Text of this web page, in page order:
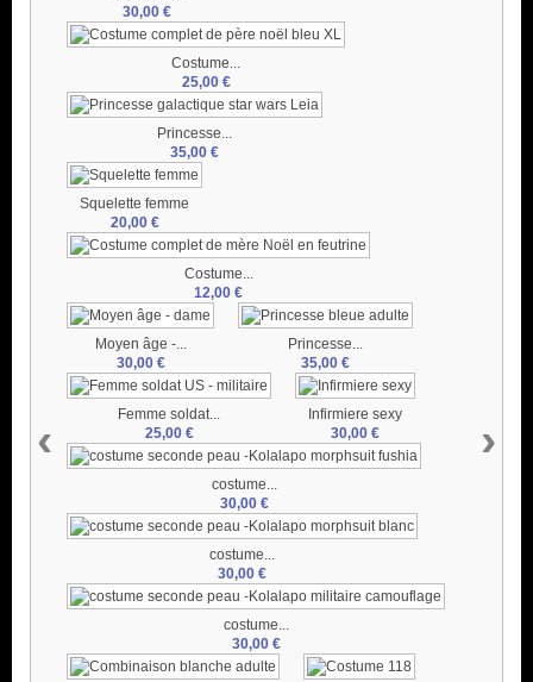
30,00 €
Costume...
25,00 €
Princesse...
35,00 €
Squelette femme
20,00 €
Costume...
12,00 €
Moyen âge -...
30,00 €
Princesse...
35,00 €
Femme soldat...
25,00 €
Infirmiere sexy
30,00 €
costume...
30,00 €
costume...
30,00 €
costume...
30,00 €
‹ ›